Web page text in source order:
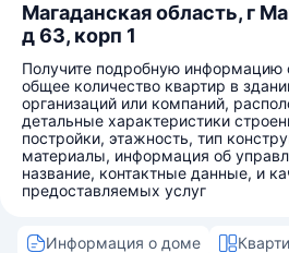
Магаданская область, г
д 63, корп 1
Получите подробную информацию
общее количество квартир в
организаций или компаний,
детальные характеристики
постройки, этажность, тип
материалы, информация об
название, контактные данные, и
предоставляемых услуг
Информация о доме